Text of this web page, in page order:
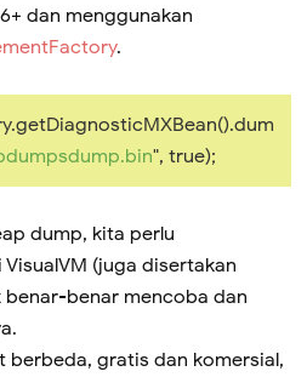
dan menggunakan
.
", true);
dump, kita perlu
(juga disertakan
benar-benar mencoba dan
berbeda, gratis dan komersial,